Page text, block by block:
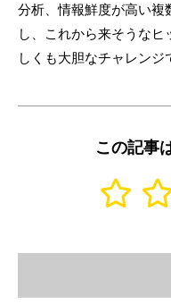
分析、情報鮮度が高い複
し、これから来そうな
しくも大胆なチャレンジ
この記事